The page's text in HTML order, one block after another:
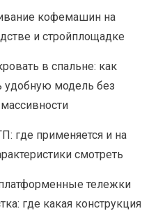
кофемашин на
и стройплощадке
в спальне: как
удобную модель без
где применяется и на
смотреть
тележки
где какая конструкция